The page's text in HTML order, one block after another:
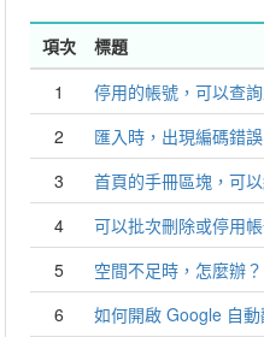
項次 標題
1
停用的帳號，可以查
2
匯入時，出現編碼錯
3
首頁的手冊區塊，可
4
可以批次刪除或停用
5
空間不足時，怎麼辦？
6
如何開啟 Google 自